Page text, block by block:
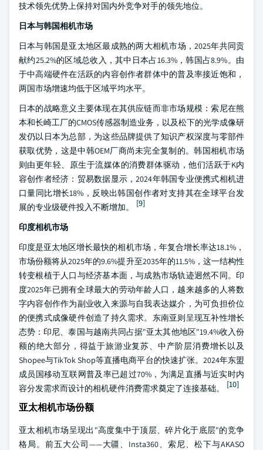
技术领先优势上保持对国内外竞争对手的领先地位。
日本与韩国相机市场
日本与韩国是亚太地区最成熟的两大相机市场，2025年共同贡
献约25.2%的区域总收入，其中日本占16.3%，韩国占8.9%。由
于中高端硬件在活跃的内容创作者群体中的普及率接近饱和，
两国市场增速均低于区域平均水平。
日本的战略意义主要体现在其供应链而非市场规模：索尼在熊
本和长崎工厂的CMOS传感器制造业务，以及松下的光学成像研
发仍以日本为总部，为这些品牌提供了知识产权深度与零部件
获取优势，这是中韩OEM厂商尚未完全复制的。韩国相机市场
则由更年轻、原生于流媒体的消费群体驱动，他们活跃于K内
容创作者经济：贸易数据显示，2024年韩国专业便携式相机进
口量同比增长18%，反映出韩国创作者对支持其在全球平台发
展的专业级硬件投入不断增加。
[9]
印度相机市场
印度是亚太地区增长最快的相机市场，年复合增长率达18.1%，
市场份额将从2025年的9.6%提升至2035年的11.5%，这一结构性
转变根植于人口与经济基本面，与成熟市场轨迹迥然不同。印
度2025年已拥有全球最大的劳动年龄人口，越来越多的人将数
字内容创作作为副业收入来源与自我表达媒介，为可负担价位
的便携式成像硬件创造了持久需求。东南亚则呈现互补性增长
态势：印尼、泰国与越南共同占据"亚太其他地区"19.4%收入份
额的绝大部分，得益于旅游业复苏、中产阶层消费增长以及
Shopee与TikTok Shop等直播电商平台的快速扩张。2024年东盟
成员国移动互联网普及率已超过70%，为满足直播与近实时内
容分发需求而设计的相机硬件消费需求奠定了连接基础。
[10]
亚太相机市场份额
亚太相机市场呈现出"高度集中于顶层、碎片化于底层"的竞争
格局。前五大公司——大疆、Insta360、索尼、松下与AKASO